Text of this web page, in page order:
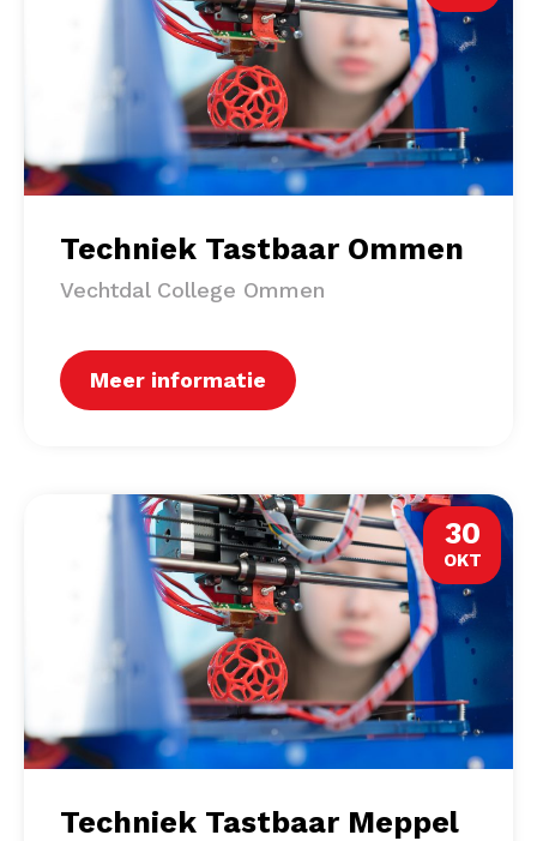
Techniek Tastbaar Ommen
Vechtdal College Ommen
Meer informatie
30
OKT
Techniek Tastbaar Meppel